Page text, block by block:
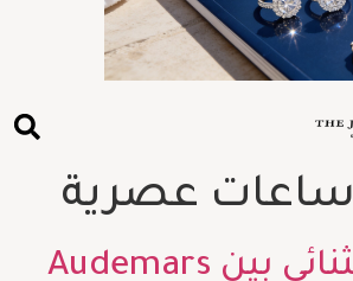
ساعات عصرية
تعاون استثنائي بين Audemars